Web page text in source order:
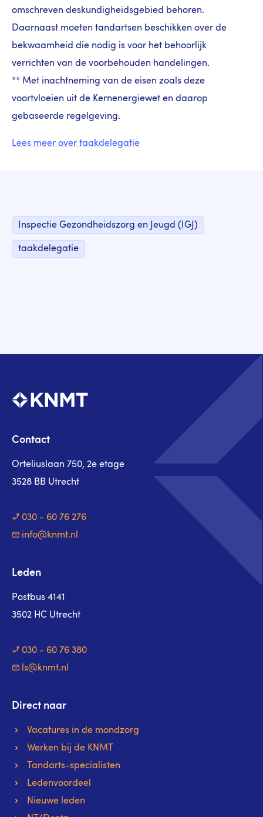
omschreven deskundigheidsgebied behoren.
Daarnaast moeten tandartsen beschikken over de
bekwaamheid die nodig is voor het behoorlijk
verrichten van de voorbehouden handelingen.
** Met inachtneming van de eisen zoals deze
voortvloeien uit de Kernenergiewet en daarop
gebaseerde regelgeving.
Lees meer over taakdelegatie
Inspectie Gezondheidszorg en Jeugd (IGJ)
taakdelegatie
Contact
Orteliuslaan 750, 2e etage
3528 BB Utrecht
030 - 60 76 276
info@knmt.nl
Leden
Postbus 4141
3502 HC Utrecht
030 - 60 76 380
ls@knmt.nl
Direct naar
Vacatures in de mondzorg
Werken bij de KNMT
Tandarts-specialisten
Ledenvoordeel
Nieuwe leden